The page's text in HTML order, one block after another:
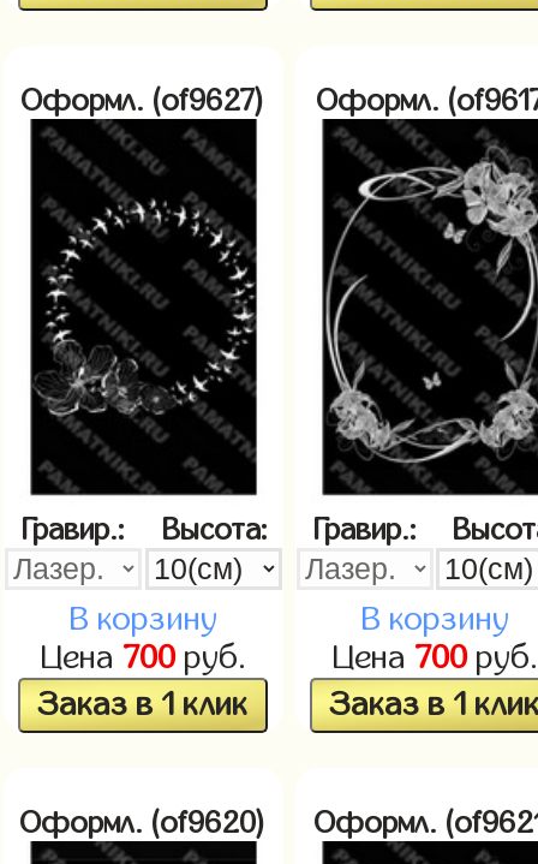
Оформл. (of9627)
Гравир.: Высота:
В корзину
Цена 700руб.
Заказ в 1 клик
Оформл.
Гравир.:
В корзину
Цена 700руб.
Заказ в 1
Оформл. (of9620) Оформл.